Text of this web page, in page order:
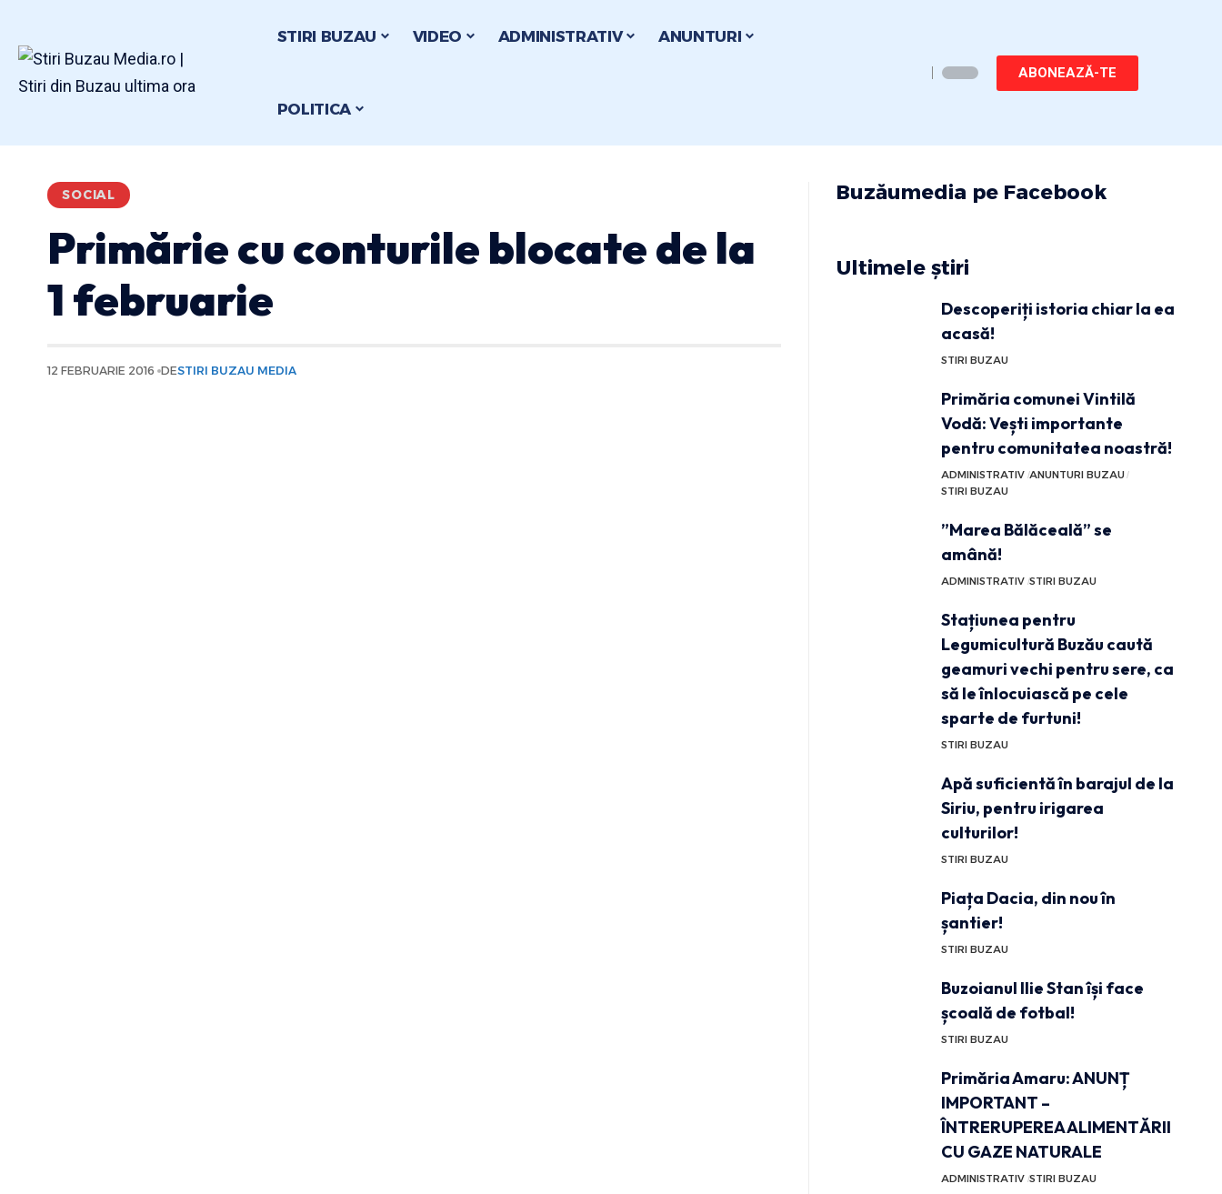
STIRI BUZAU VIDEO ADMINISTRATIV ANUNTURI
POLITICA
ABONEAZĂ-TE
SOCIAL
Primărie cu conturile blocate de la
1 februarie
12 FEBRUARIE 2016 DESTIRI BUZAU MEDIA
Buzăumedia pe Facebook
Ultimele știri
Descoperiți istoria chiar la ea
acasă!
STIRI BUZAU
Primăria comunei Vintilă
Vodă: Vești importante
pentru comunitatea noastră!
ADMINISTRATIV ANUNTURI BUZAU
STIRI BUZAU
”Marea Bălăceală” se
amână!
ADMINISTRATIV STIRI BUZAU
Stațiunea pentru
Legumicultură Buzău caută
geamuri vechi pentru sere, ca
să le înlocuiască pe cele
sparte de furtuni!
STIRI BUZAU
Apă suficientă în barajul de la
Siriu, pentru irigarea
culturilor!
STIRI BUZAU
Piața Dacia, din nou în
șantier!
STIRI BUZAU
Buzoianul Ilie Stan își face
școală de fotbal!
STIRI BUZAU
Primăria Amaru: ANUNȚ
IMPORTANT –
ÎNTRERUPEREA ALIMENTĂRII
CU GAZE NATURALE
ADMINISTRATIV STIRI BUZAU